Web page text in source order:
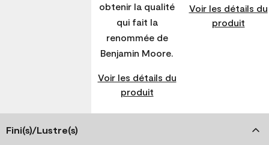
obtenir la qualité
qui fait la
renommée de
Benjamin Moore.
Voir les détails du
produit
Voir les détails du
produit
Fini(s)/Lustre(s)